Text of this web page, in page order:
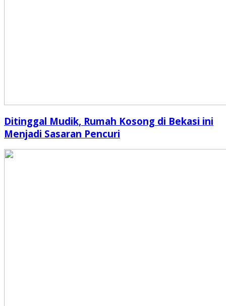
Ditinggal Mudik, Rumah Kosong di Bekasi ini
Menjadi Sasaran Pencuri